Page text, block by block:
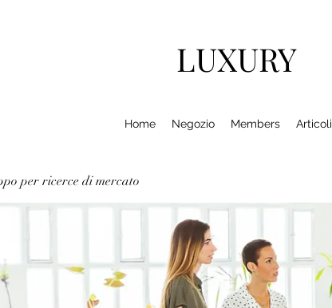
LUXURY
Home Negozio Members Articoli
per ricerce di mercato